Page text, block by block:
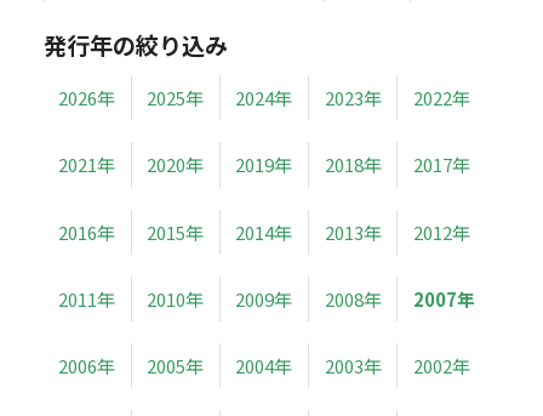
発行年の絞り込み
2026年 2025年 2024年 2023年 2022年
2021年 2020年 2019年 2018年 2017年
2016年 2015年 2014年 2013年 2012年
2011年 2010年 2009年 2008年 2007年
2006年 2005年 2004年 2003年 2002年